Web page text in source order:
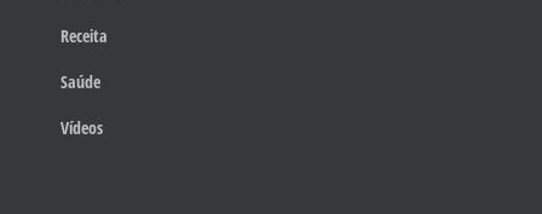
Receita
Saúde
Vídeos